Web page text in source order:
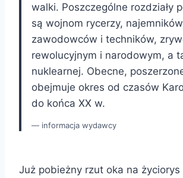
walki. Poszczególne rozdziały
są wojnom rycerzy,
zawodowców i techników,
rewolucyjnym i narodowym, a
nuklearnej. Obecne,
obejmuje okres od czasów
do końca XX w.
informacja wydawcy
Już pobieżny rzut oka na